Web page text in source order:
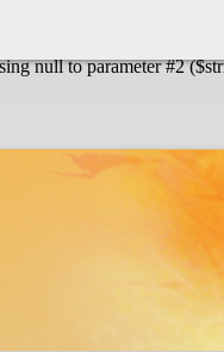
null to parameter #2